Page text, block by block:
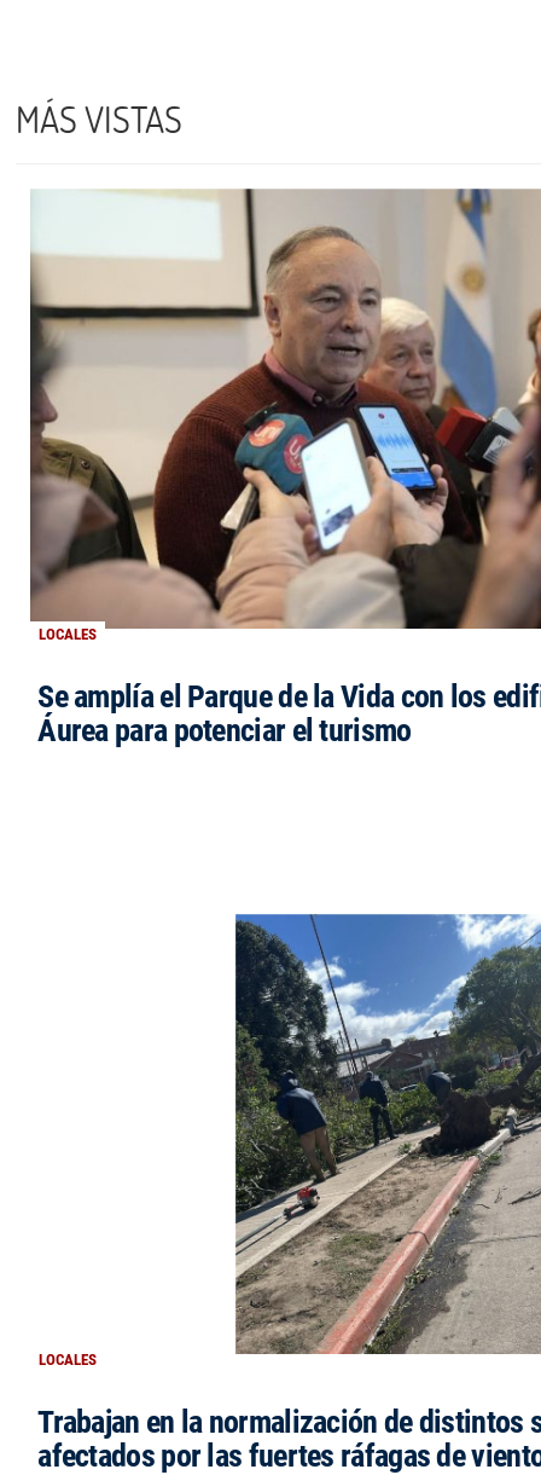
MÁS VISTAS
LOCALES
Se amplía el Parque de la Vida con los
Áurea para potenciar el turismo
LOCALES
Trabajan en la normalización de distintos
afectados por las fuertes ráfagas de